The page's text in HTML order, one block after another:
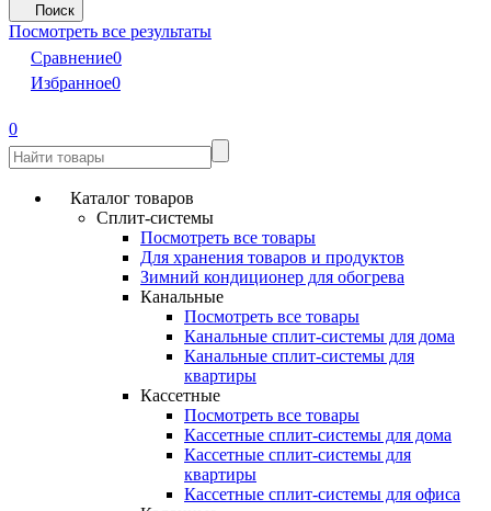
Поиск
Посмотреть все результаты
Сравнение0
Избранное0
0
Каталог товаров
Сплит-системы
Посмотреть все товары
Для хранения товаров и продуктов
Зимний кондиционер для обогрева
Канальные
Посмотреть все товары
Канальные сплит-системы для дома
Канальные сплит-системы для
квартиры
Кассетные
Посмотреть все товары
Кассетные сплит-системы для дома
Кассетные сплит-системы для
квартиры
Кассетные сплит-системы для офиса